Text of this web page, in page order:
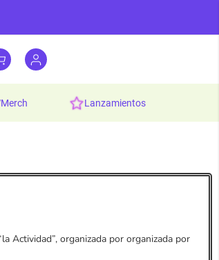
merch lanzamientos
Actividad”, organizada por organizada por